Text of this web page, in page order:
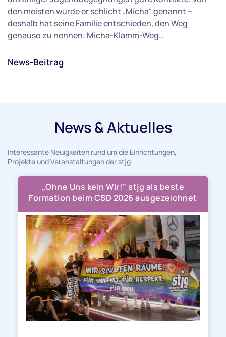
den meisten wurde er schlicht „Micha“ genannt –
deshalb hat seine Familie entschieden, den Weg
genauso zu nennen: Micha-Klamm-Weg…
News-Beitrag
News & Aktuelles
Interessante Neuigkeiten rund um die Einrichtungen,
Projekte und Veranstaltungen der stjg
„Ohne Uns kein Wir!" stjg als beste
Formation beim CSD 2026 ausgezeichnet